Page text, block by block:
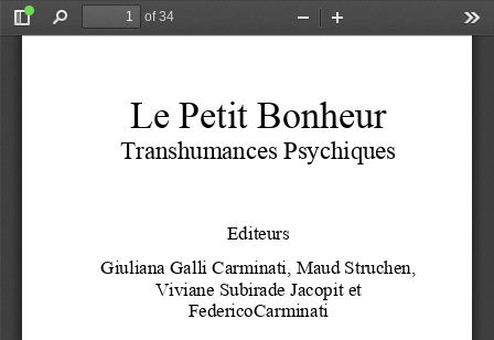
Toggle
Find
of 34
Zoom
Le Petit Bonheur
Transhumances Psychiques
Editeurs
Giuliana Galli Carminati, Maud Struchen,
Viviane Subirade Jacopit et
FedericoCarminati